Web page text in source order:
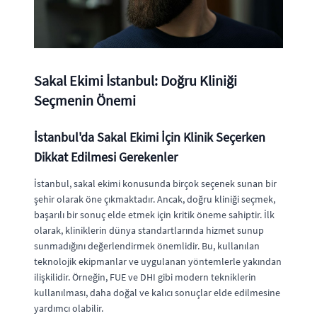
Sakal Ekimi İstanbul: Doğru Kliniği
Seçmenin Önemi
İstanbul'da Sakal Ekimi İçin Klinik Seçerken
Dikkat Edilmesi Gerekenler
İstanbul, sakal ekimi konusunda birçok seçenek sunan bir
şehir olarak öne çıkmaktadır. Ancak, doğru kliniği seçmek,
başarılı bir sonuç elde etmek için kritik öneme sahiptir. İlk
olarak, kliniklerin dünya standartlarında hizmet sunup
sunmadığını değerlendirmek önemlidir. Bu, kullanılan
teknolojik ekipmanlar ve uygulanan yöntemlerle yakından
ilişkilidir. Örneğin, FUE ve DHI gibi modern tekniklerin
kullanılması, daha doğal ve kalıcı sonuçlar elde edilmesine
yardımcı olabilir.